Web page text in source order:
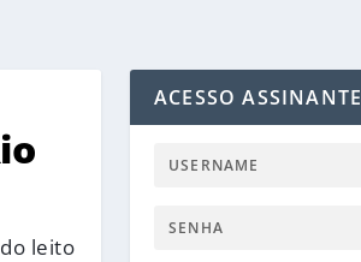
leito
ACESSO ASSINANTE